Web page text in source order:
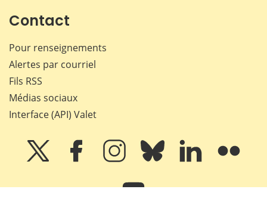
Contact
Pour renseignements
Alertes par courriel
Fils RSS
Médias sociaux
Interface (API) Valet